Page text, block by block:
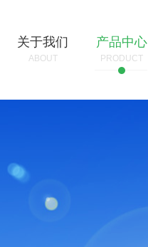
关于我们
ABOUT
产品中心
PRODUCT